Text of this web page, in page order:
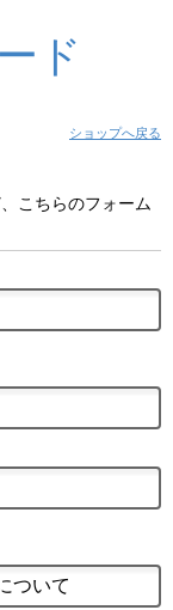
ド
ショップへ戻る
こちらのフォーム